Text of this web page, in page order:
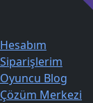
Hesabım
Siparişlerim
Oyuncu Blog
Çözüm Merkezi